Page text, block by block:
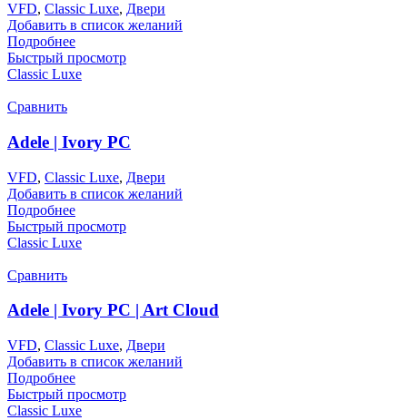
VFD, Classic Luxe, Двери
Добавить в список желаний
Подробнее
Быстрый просмотр
Classic Luxe
Сравнить
Adele | Ivory PC
VFD, Classic Luxe, Двери
Добавить в список желаний
Подробнее
Быстрый просмотр
Classic Luxe
Сравнить
Adele | Ivory PC | Art Cloud
VFD, Classic Luxe, Двери
Добавить в список желаний
Подробнее
Быстрый просмотр
Classic Luxe